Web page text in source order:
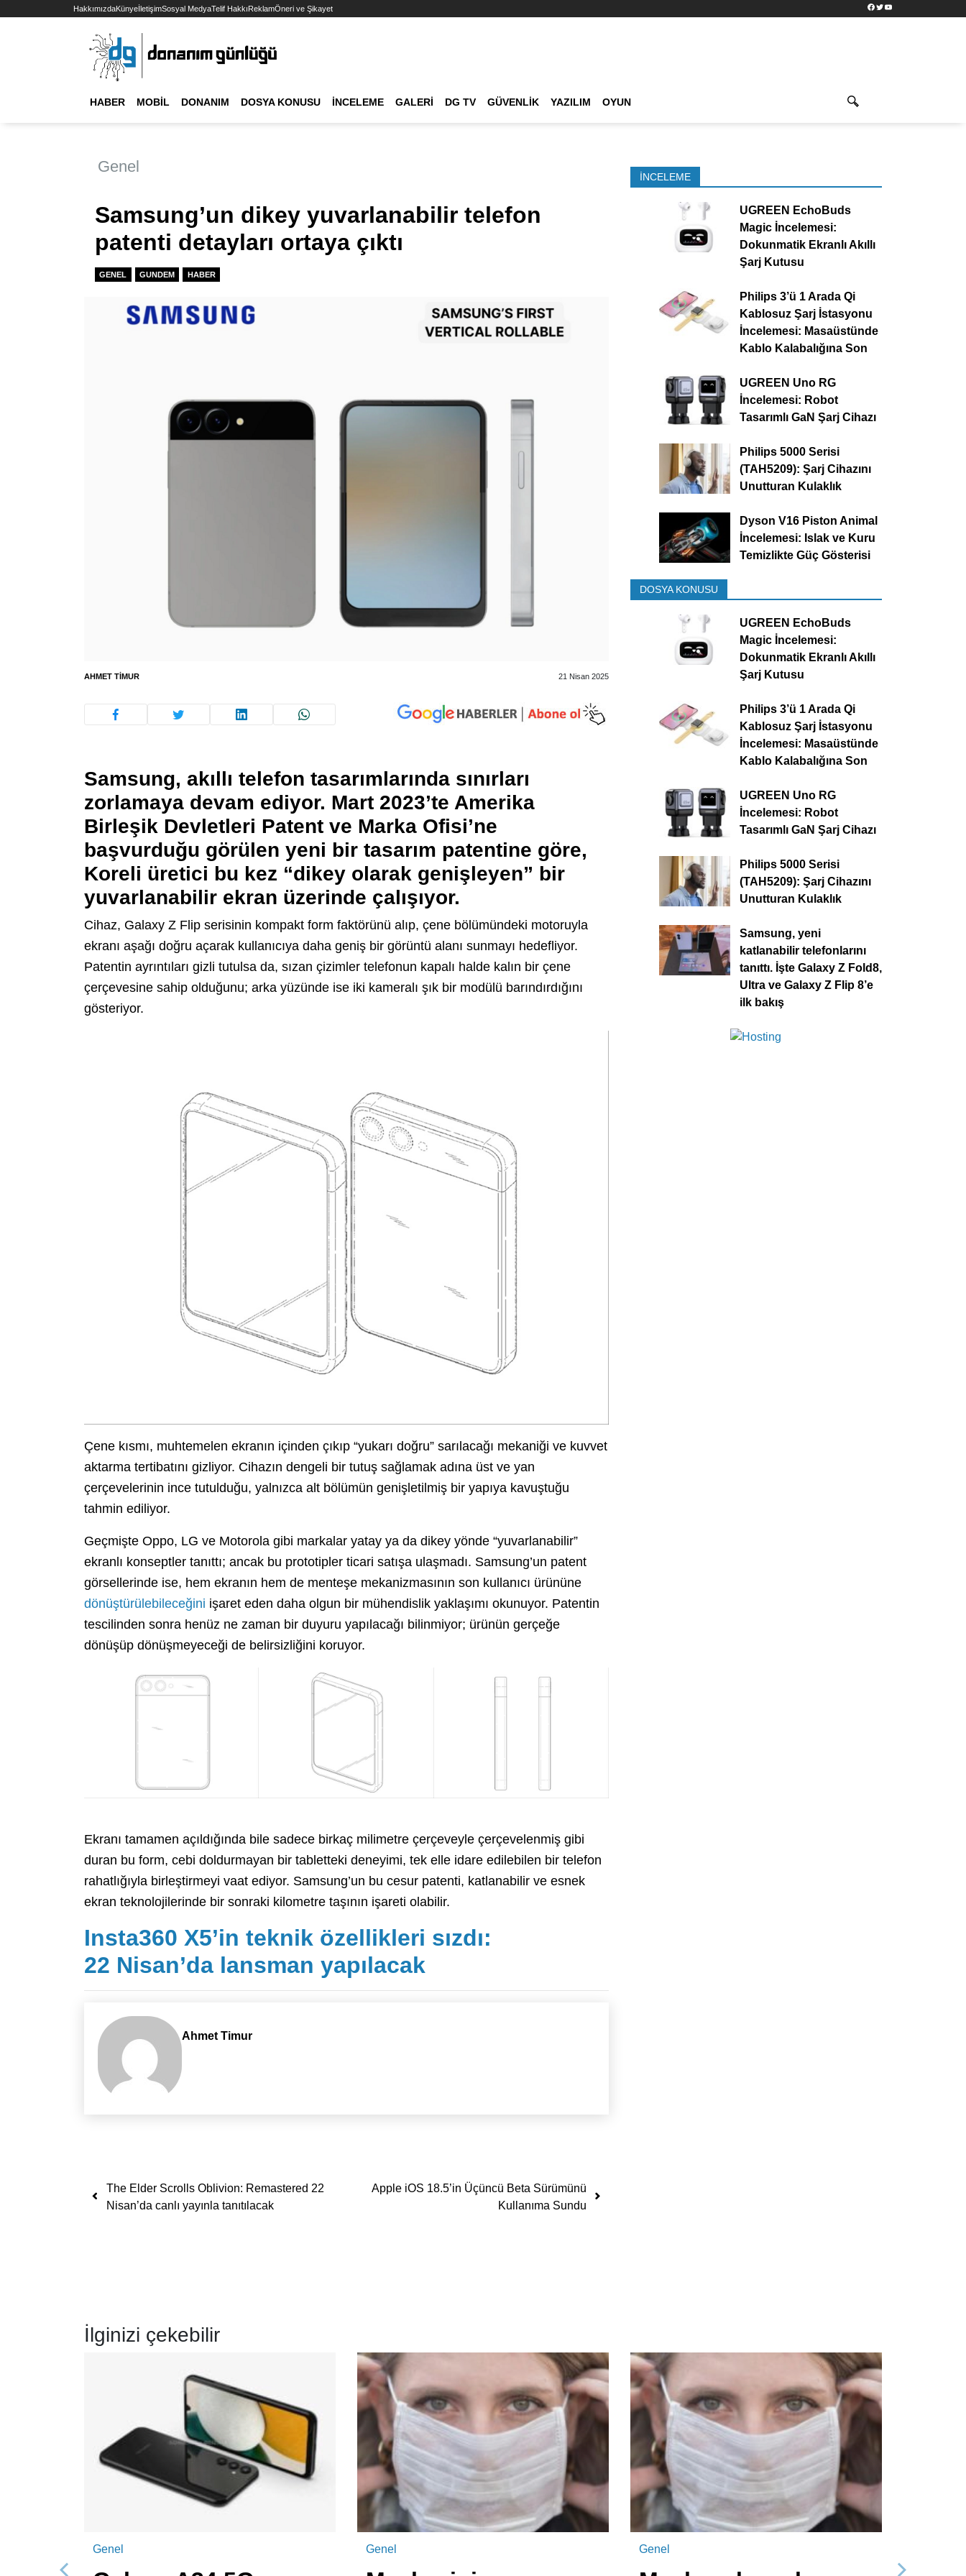
HakkımızdaKünyeİletişimSosyal MedyaTelif HakkıReklamÖneri ve Şikayet Facebook
TwitterYouTube
HABER MOBIL DONANIM DOSYA KONUSU İNCELEME GALERI DG TV GÜVENLIK YAZILIM OYUN
Genel
Samsung’un dikey yuvarlanabilir telefon
patenti detayları ortaya çıktı
GENEL GUNDEM HABER
AHMET TIMUR 21 Nisan 2025
Samsung, akıllı telefon tasarımlarında sınırları
zorlamaya devam ediyor. Mart 2023’te Amerika
Birleşik Devletleri Patent ve Marka Ofisi’ne
başvurduğu görülen yeni bir tasarım patentine göre,
Koreli üretici bu kez “dikey olarak genişleyen” bir
yuvarlanabilir ekran üzerinde çalışıyor.
Cihaz, Galaxy Z Flip serisinin kompakt form faktörünü alıp, çene bölümündeki motoruyla
ekranı aşağı doğru açarak kullanıcıya daha geniş bir görüntü alanı sunmayı hedefliyor.
Patentin ayrıntıları gizli tutulsa da, sızan çizimler telefonun kapalı halde kalın bir çene
çerçevesine sahip olduğunu; arka yüzünde ise iki kameralı şık bir modülü barındırdığını
gösteriyor.
Çene kısmı, muhtemelen ekranın içinden çıkıp “yukarı doğru” sarılacağı mekaniği ve kuvvet
aktarma tertibatını gizliyor. Cihazın dengeli bir tutuş sağlamak adına üst ve yan
çerçevelerinin ince tutulduğu, yalnızca alt bölümün genişletilmiş bir yapıya kavuştuğu
tahmin ediliyor.
Geçmişte Oppo, LG ve Motorola gibi markalar yatay ya da dikey yönde “yuvarlanabilir”
ekranlı konseptler tanıttı; ancak bu prototipler ticari satışa ulaşmadı. Samsung’un patent
görsellerinde ise, hem ekranın hem de menteşe mekanizmasının son kullanıcı ürününe
dönüştürülebileceğini işaret eden daha olgun bir mühendislik yaklaşımı okunuyor. Patentin
tescilinden sonra henüz ne zaman bir duyuru yapılacağı bilinmiyor; ürünün gerçeğe
dönüşüp dönüşmeyeceği de belirsizliğini koruyor.
Ekranı tamamen açıldığında bile sadece birkaç milimetre çerçeveyle çerçevelenmiş gibi
duran bu form, cebi doldurmayan bir tabletteki deneyimi, tek elle idare edilebilen bir telefon
rahatlığıyla birleştirmeyi vaat ediyor. Samsung’un bu cesur patenti, katlanabilir ve esnek
ekran teknolojilerinde bir sonraki kilometre taşının işareti olabilir.
Insta360 X5’in teknik özellikleri sızdı:
22 Nisan’da lansman yapılacak
Ahmet Timur
Yazı dolaşımı
The Elder Scrolls Oblivion: Remastered 22
Nisan’da canlı yayınla tanıtılacak
Apple iOS 18.5’in Üçüncü Beta Sürümünü
Kullanıma Sundu
İNCELEME
UGREEN EchoBuds
Magic İncelemesi:
Dokunmatik Ekranlı Akıllı
Şarj Kutusu
Philips 3’ü 1 Arada Qi
Kablosuz Şarj İstasyonu
İncelemesi: Masaüstünde
Kablo Kalabalığına Son
UGREEN Uno RG
İncelemesi: Robot
Tasarımlı GaN Şarj Cihazı
Philips 5000 Serisi
(TAH5209): Şarj Cihazını
Unutturan Kulaklık
Dyson V16 Piston Animal
İncelemesi: Islak ve Kuru
Temizlikte Güç Gösterisi
DOSYA KONUSU
UGREEN EchoBuds
Magic İncelemesi:
Dokunmatik Ekranlı Akıllı
Şarj Kutusu
Philips 3’ü 1 Arada Qi
Kablosuz Şarj İstasyonu
İncelemesi: Masaüstünde
Kablo Kalabalığına Son
UGREEN Uno RG
İncelemesi: Robot
Tasarımlı GaN Şarj Cihazı
Philips 5000 Serisi
(TAH5209): Şarj Cihazını
Unutturan Kulaklık
Samsung, yeni
katlanabilir telefonlarını
tanıttı. İşte Galaxy Z Fold8,
Ultra ve Galaxy Z Flip 8’e
ilk bakış
İlginizi çekebilir
Genel Genel Genel